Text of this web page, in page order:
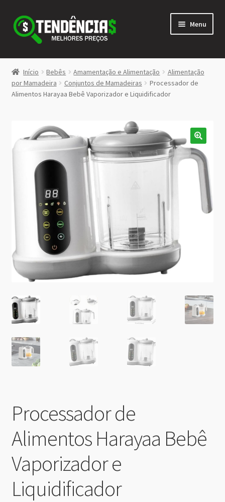
Pular
para
navegação
Pular
para
conteúdo
Menu
LOJA
<>
Início Bebês Amamentação e Alimentação
Alimentação
por Mamadeira
Conjuntos de Mamadeiras
Processador de
Alimentos Harayaa Bebê Vaporizador e Liquidificador
Processador de
Alimentos Harayaa Bebê
Vaporizador e
Liquidificador